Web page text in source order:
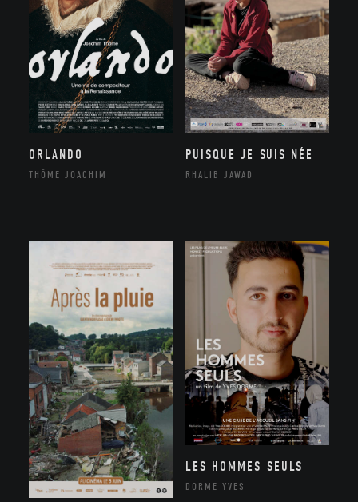
ORLANDO
THÔME JOACHIM
PUISQUE JE SUIS NÉE
RHALIB JAWAD
LES HOMMES SEULS
DORME YVES